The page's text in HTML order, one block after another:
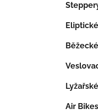
Air Bikes